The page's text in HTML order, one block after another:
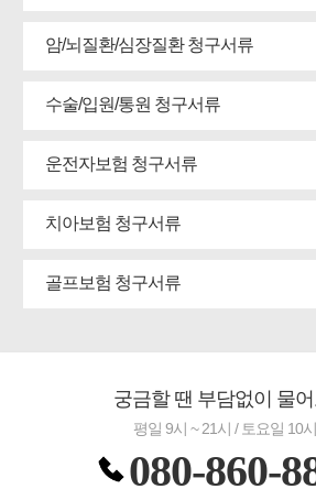
암/뇌질환/심장질환 청구서류
수술/입원/통원 청구서류
운전자보험 청구서류
치아보험 청구서류
골프보험 청구서류
궁금할 땐 부담없이 물
평일 9시 ~ 21시 / 토요일 10
080-860-